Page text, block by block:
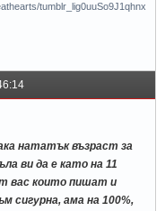
tumblr_lig0uuSo9J1qhnx
нататък възраст за
ви да е като на 11
вас които пишат и
сигурна, ама на 100%,